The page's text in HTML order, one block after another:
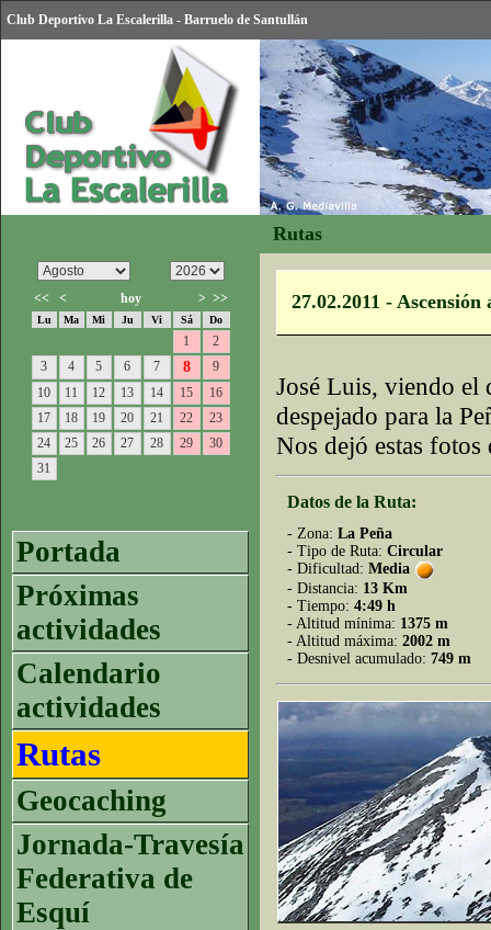
Club Deportivo La Escalerilla - Barruelo de Santullán
Rutas
<< < hoy > >>
Lu Ma Mi Ju Vi Sá Do
1
2
3
4 5 6 7 8
9
10
11 12 13 14 15
16
17
18 19 20 21 22
23
24
25 26 27 28 29
30
31
Portada
Próximas
actividades
Calendario
actividades
Rutas
Geocaching
Jornada-Travesía
Federativa de
Esquí
27.02.2011 -
José Luis, viendo el
despejado para la
Nos dejó estas
Datos de la Ruta:
- Zona: La Peña
- Tipo de Ruta: Circular
- Dificultad: Media
- Distancia: 13 Km
- Tiempo: 4:49 h
- Altitud mínima: 1375 m
- Altitud máxima: 2002 m
- Desnivel acumulado: 749 m